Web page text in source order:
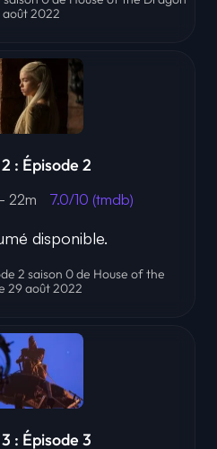
août 2022
: Épisode 2
- 22m 7.0/10 (tmdb)
disponible.
2 saison 0 de House of the
29 août 2022
: Épisode 3